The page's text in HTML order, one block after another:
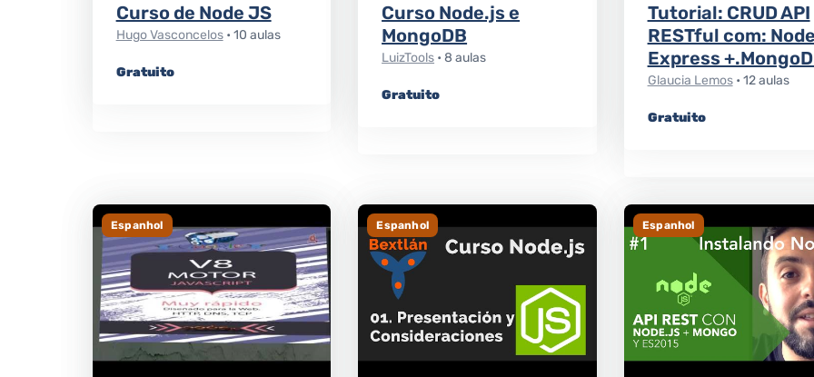
Curso de Node JS
Hugo Vasconcelos • 10 aulas
Gratuito
Curso Node.js e
MongoDB
LuizTools • 8 aulas
Gratuito
Tutorial: CRUD API
RESTful com:
Express
Glaucia Lemos • 12 aulas
Gratuito
Espanhol Espanhol Espanhol